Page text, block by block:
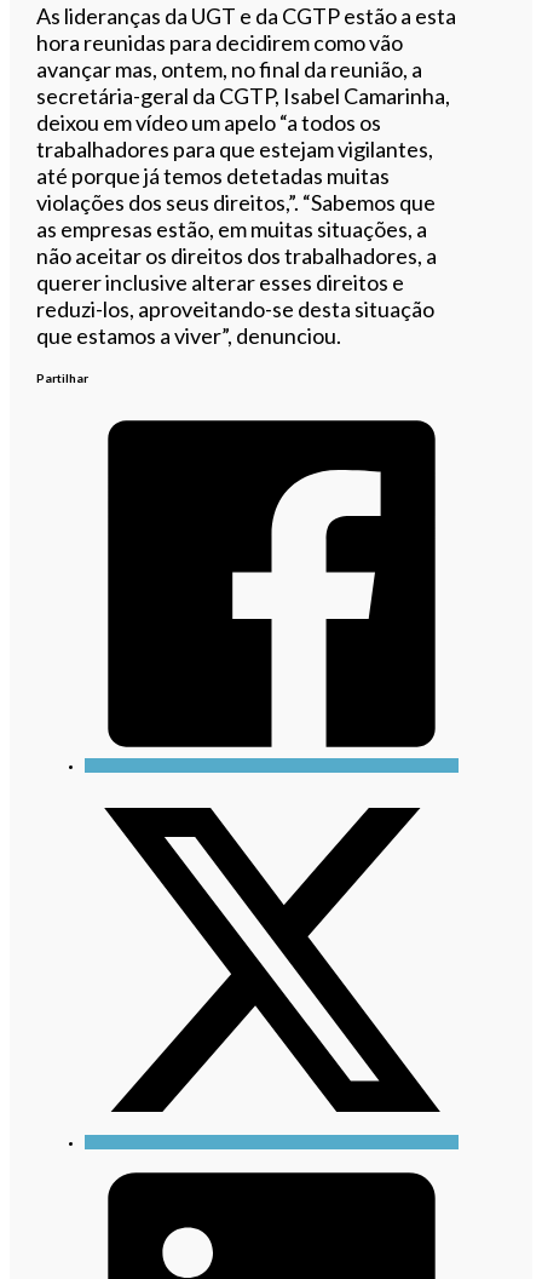
As lideranças da UGT e da CGTP estão a esta
hora reunidas para decidirem como vão
avançar mas, ontem, no final da reunião, a
secretária-geral da CGTP, Isabel Camarinha,
deixou em vídeo um apelo “a todos os
trabalhadores para que estejam vigilantes,
até porque já temos detetadas muitas
violações dos seus direitos,”. “Sabemos que
as empresas estão, em muitas situações, a
não aceitar os direitos dos trabalhadores, a
querer inclusive alterar esses direitos e
reduzi-los, aproveitando-se desta situação
que estamos a viver”, denunciou.
Partilhar